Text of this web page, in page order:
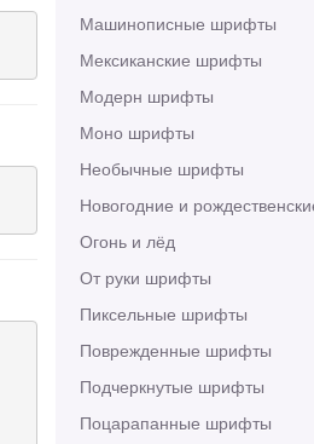
Машинописные шрифты
Мексиканские шрифты
Модерн шрифты
Моно шрифты
Необычные шрифты
Новогодние и
Огонь и лёд
От руки шрифты
Пиксельные шрифты
Поврежденные шрифты
Подчеркнутые шрифты
Поцарапанные шрифты